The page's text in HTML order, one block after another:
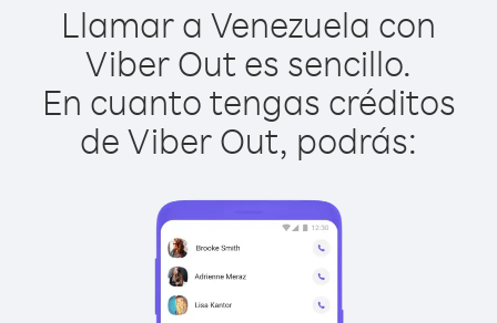
Llamar a Venezuela con
Viber Out es sencillo.
En cuanto tengas créditos
de Viber Out, podrás: